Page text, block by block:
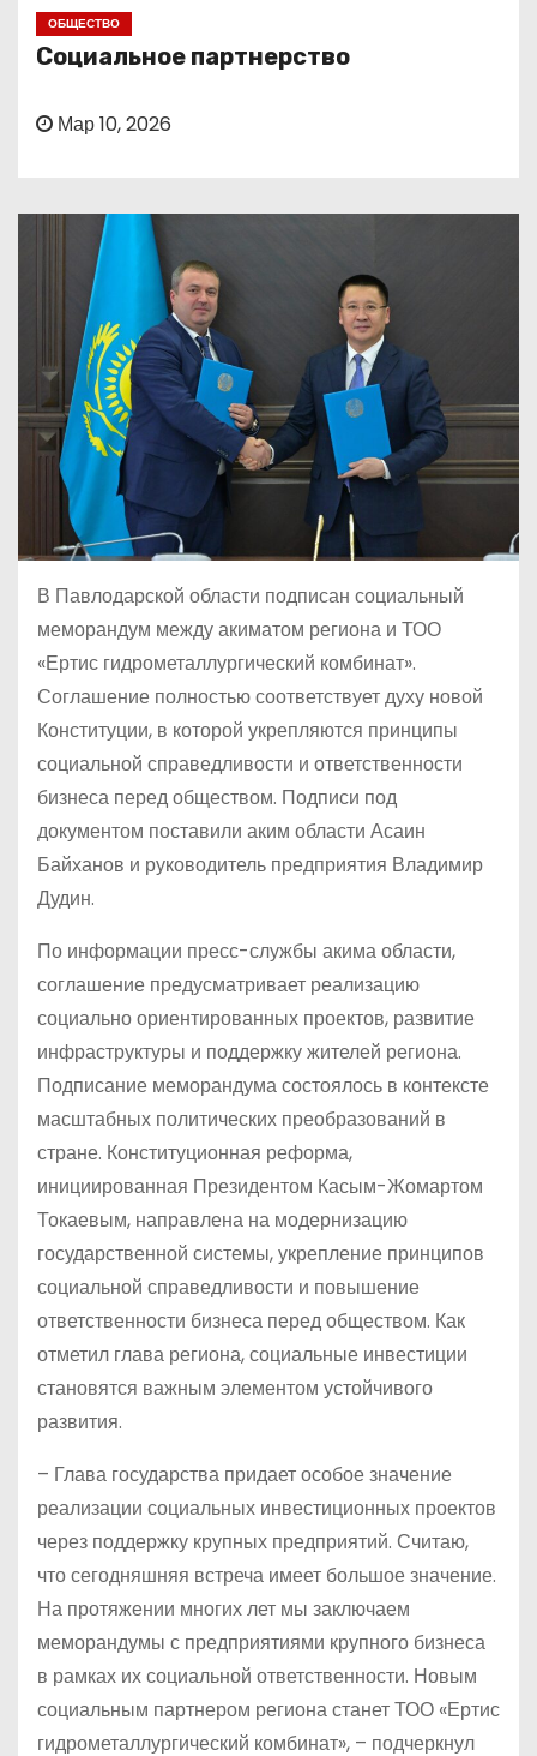
ОБЩЕСТВО
Социальное партнерство
Мар 10, 2026
В Павлодарской области подписан социальный
меморандум между акиматом региона и ТОО
«Ертис гидрометаллургический комбинат».
Соглашение полностью соответствует духу новой
Конституции, в которой укрепляются принципы
социальной справедливости и ответственности
бизнеса перед обществом. Подписи под
документом поставили аким области Асаин
Байханов и руководитель предприятия Владимир
Дудин.
По информации пресс-службы акима области,
соглашение предусматривает реализацию
социально ориентированных проектов, развитие
инфраструктуры и поддержку жителей региона.
Подписание меморандума состоялось в контексте
масштабных политических преобразований в
стране. Конституционная реформа,
инициированная Президентом Касым-Жомартом
Токаевым, направлена на модернизацию
государственной системы, укрепление принципов
социальной справедливости и повышение
ответственности бизнеса перед обществом. Как
отметил глава региона, социальные инвестиции
становятся важным элементом устойчивого
развития.
– Глава государства придает особое значение
реализации социальных инвестиционных проектов
через поддержку крупных предприятий. Считаю,
что сегодняшняя встреча имеет большое значение.
На протяжении многих лет мы заключаем
меморандумы с предприятиями крупного бизнеса
в рамках их социальной ответственности. Новым
социальным партнером региона станет ТОО «Ертис
гидрометаллургический комбинат», – подчеркнул